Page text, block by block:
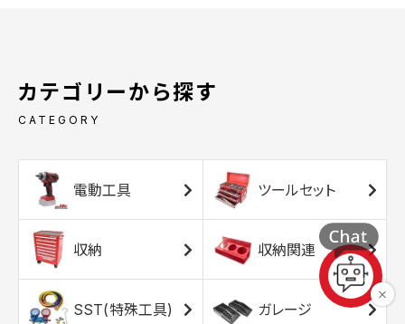
カテゴリーから探す
CATEGORY
電動工具 ツールセット
収納 収納関連
SST(特殊工具) ガレージ